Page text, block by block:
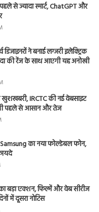
से ज्यादा स्मार्ट, ChatGPT और
ने बनाई लग्जरी इलेक्ट्रिक
की रेंज के साथ आएगी यह अनोखी
खुशखबरी, IRCTC की नई वेबसाइट
पहले से आसान और तेज
का नया फोल्डेबल फोन,
बड़ा एक्शन, फिल्में और वेब सीरीज
में दूसरा नोटिस